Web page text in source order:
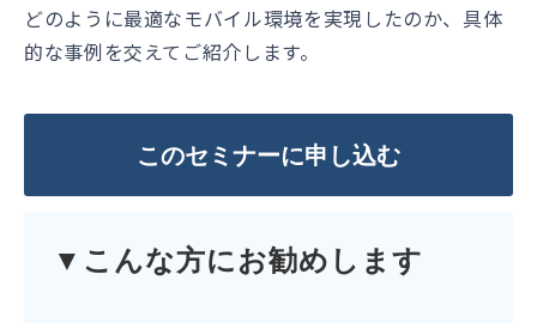
どのように最適なモバイル環境を実現したのか、具体
的な事例を交えてご紹介します。
このセミナーに申し込む
▼こんな方にお勧めします